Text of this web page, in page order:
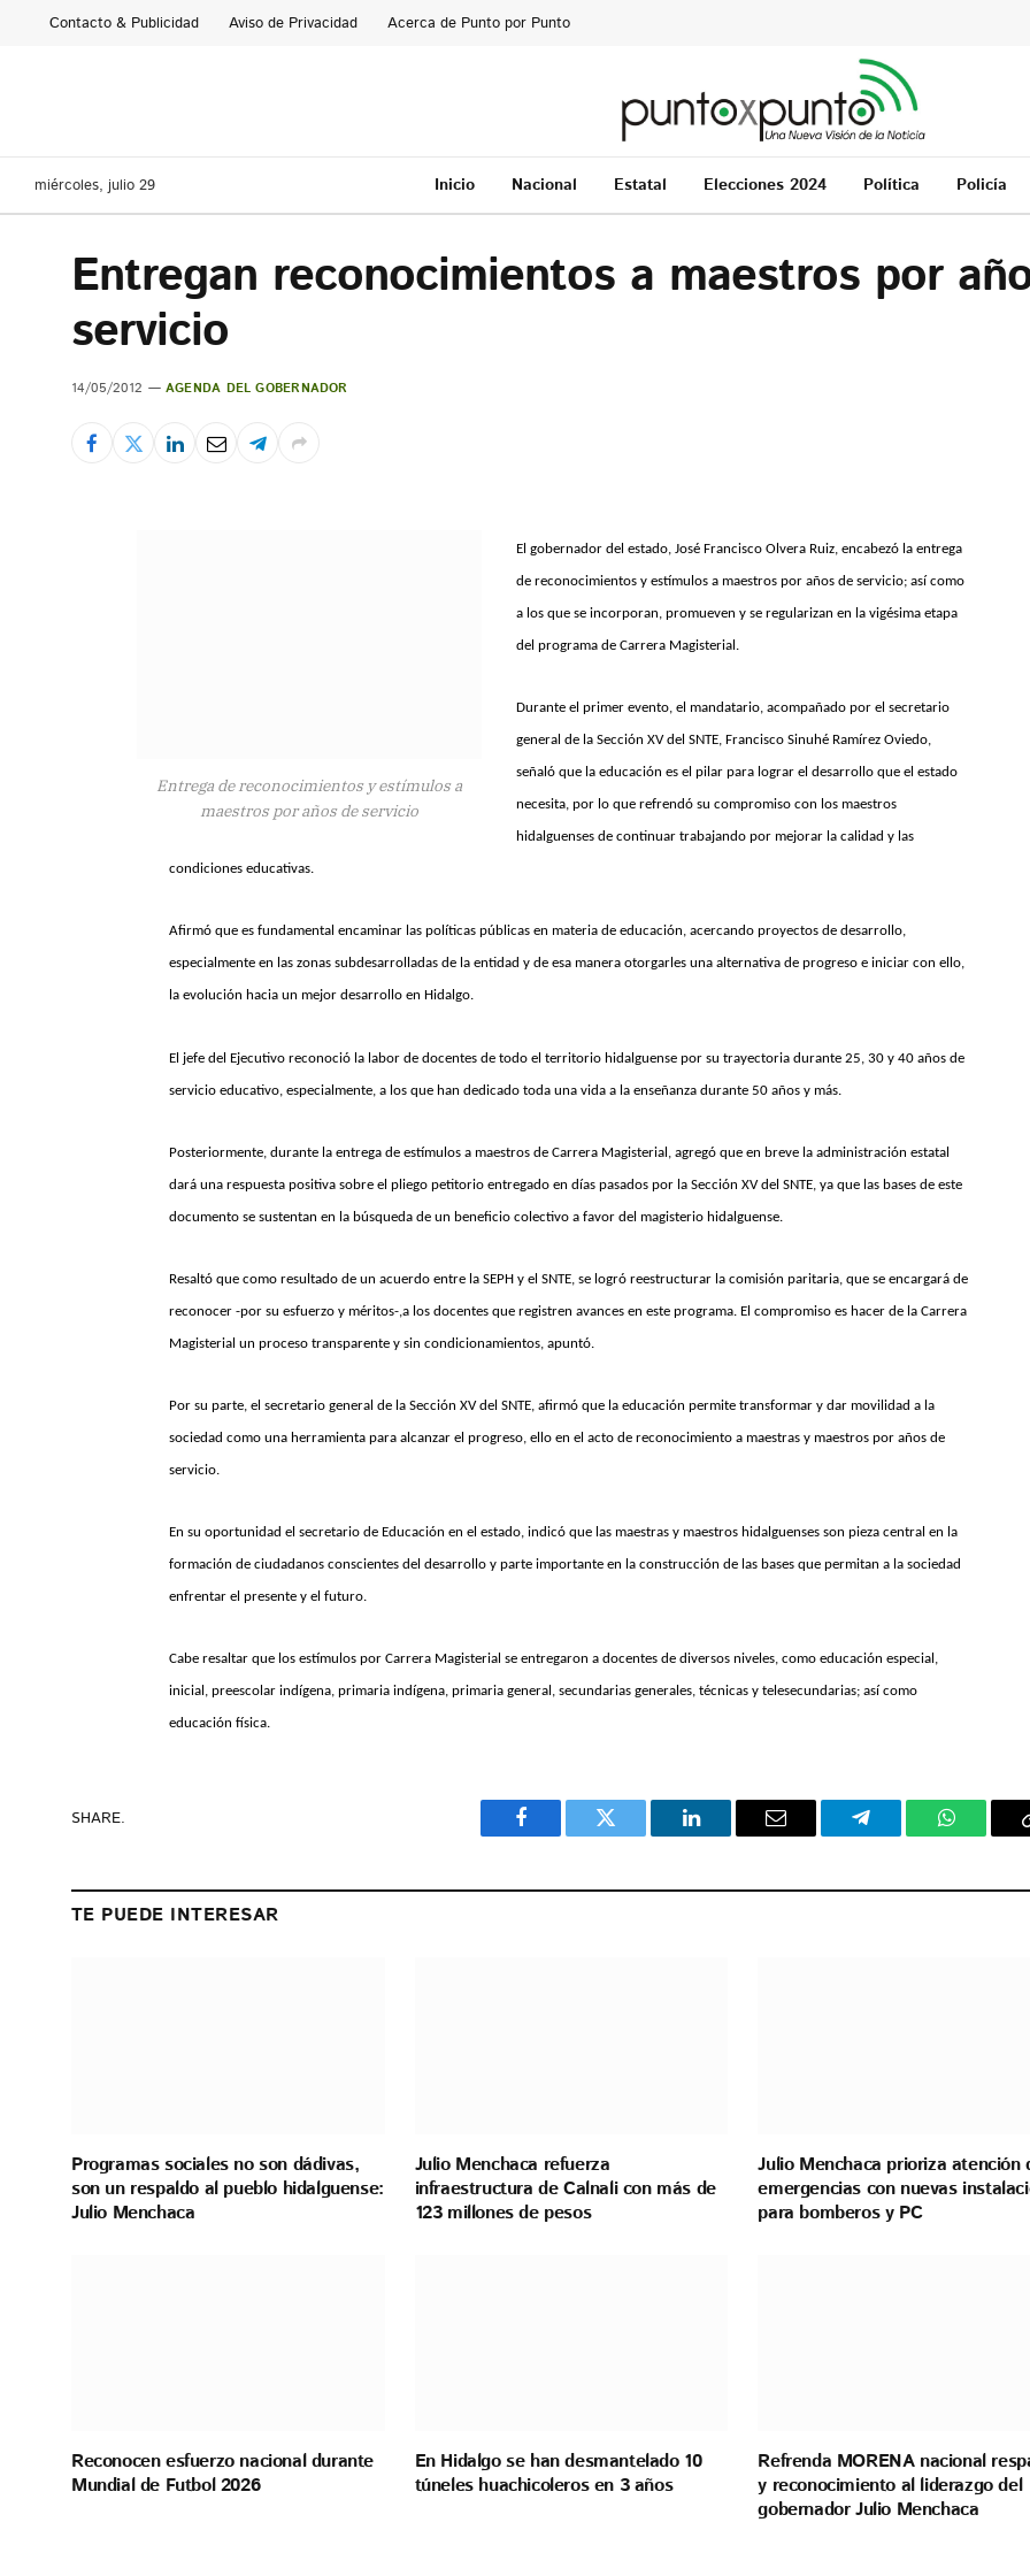
Contacto & Publicidad Aviso de Privacidad Acerca de Punto por Punto
miércoles, julio 29 Inicio Nacional Estatal Elecciones 2024 Política Policía
Entregan reconocimientos a maestros por
servicio
14/05/2012 AGENDA DEL GOBERNADOR
Entrega de reconocimientos y estímulos a
maestros por años de servicio
El gobernador del estado, José Francisco Olvera Ruiz, encabezó la entrega
de reconocimientos y estímulos a maestros por años de servicio; así como
a los que se incorporan, promueven y se regularizan en la vigésima etapa
del programa de Carrera Magisterial.
Durante el primer evento, el mandatario, acompañado por el secretario
general de la Sección XV del SNTE, Francisco Sinuhé Ramírez Oviedo,
señaló que la educación es el pilar para lograr el desarrollo que el estado
necesita, por lo que refrendó su compromiso con los maestros
hidalguenses de continuar trabajando por mejorar la calidad y las
condiciones educativas.
Afirmó que es fundamental encaminar las políticas públicas en materia de educación, acercando proyectos de desarrollo,
especialmente en las zonas subdesarrolladas de la entidad y de esa manera otorgarles una alternativa de progreso e iniciar con ello,
la evolución hacia un mejor desarrollo en Hidalgo.
El jefe del Ejecutivo reconoció la labor de docentes de todo el territorio hidalguense por su trayectoria durante 25, 30 y 40 años de
servicio educativo, especialmente, a los que han dedicado toda una vida a la enseñanza durante 50 años y más.
Posteriormente, durante la entrega de estímulos a maestros de Carrera Magisterial, agregó que en breve la administración estatal
dará una respuesta positiva sobre el pliego petitorio entregado en días pasados por la Sección XV del SNTE, ya que las bases de este
documento se sustentan en la búsqueda de un beneficio colectivo a favor del magisterio hidalguense.
Resaltó que como resultado de un acuerdo entre la SEPH y el SNTE, se logró reestructurar la comisión paritaria, que se encargará de
reconocer -por su esfuerzo y méritos-,a los docentes que registren avances en este programa. El compromiso es hacer de la Carrera
Magisterial un proceso transparente y sin condicionamientos, apuntó.
Por su parte, el secretario general de la Sección XV del SNTE, afirmó que la educación permite transformar y dar movilidad a la
sociedad como una herramienta para alcanzar el progreso, ello en el acto de reconocimiento a maestras y maestros por años de
servicio.
En su oportunidad el secretario de Educación en el estado, indicó que las maestras y maestros hidalguenses son pieza central en la
formación de ciudadanos conscientes del desarrollo y parte importante en la construcción de las bases que permitan a la sociedad
enfrentar el presente y el futuro.
Cabe resaltar que los estímulos por Carrera Magisterial se entregaron a docentes de diversos niveles, como educación especial,
inicial, preescolar indígena, primaria indígena, primaria general, secundarias generales, técnicas y telesecundarias; así como
educación física.
SHARE.
Facebook Twitter LinkedIn Email Telegram
TE PUEDE INTERESAR
Programas sociales no son dádivas,
son un respaldo al pueblo hidalguense:
Julio Menchaca
Julio Menchaca refuerza
infraestructura de Calnali con más de
123 millones de pesos
Julio Menchaca prioriza atención
emergencias con nuevas
para bomberos y PC
Reconocen esfuerzo nacional durante
Mundial de Futbol 2026
En Hidalgo se han desmantelado 10
túneles huachicoleros en 3 años
Refrenda MORENA nacional
y reconocimiento al liderazgo del
gobernador Julio Menchaca